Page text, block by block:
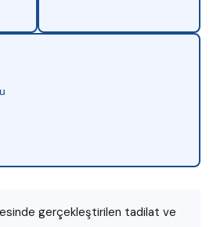
gerçekleştirilen tadilat ve